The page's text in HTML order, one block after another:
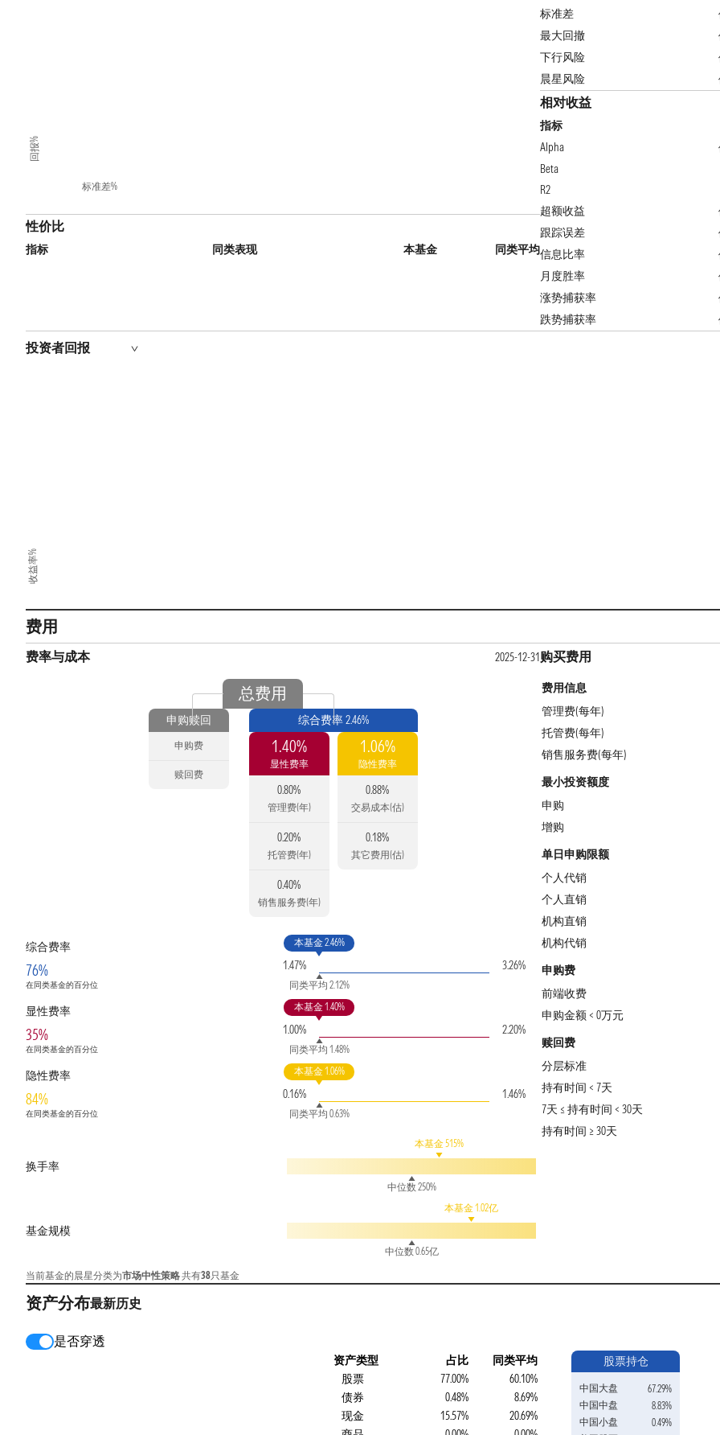
标准差%
回报%
性价比
指标 同类表现 本基金 同类平均
标准差
最大回撤
下行风险
晨星风险
相对收益
指标
Alpha
Beta
R2
超额收益
跟踪误差
信息比率
月度胜率
涨势捕获率
跌势捕获率
投资者回报
收益率%
费用
费率与成本 2025-12-31
总费用
申购赎回
申购费
赎回费
综合费率 2.46%
1.40%
显性费率
0.80%
管理费(年)
0.20%
托管费(年)
0.40%
销售服务费(年)
1.06%
隐性费率
0.88%
交易成本(估)
0.18%
其它费用(估)
综合费率
76%
在同类基金的百分位
1.47%
本基金 2.46%
同类平均 2.12%
3.26%
显性费率
35%
在同类基金的百分位
1.00%
本基金 1.40%
同类平均 1.48%
2.20%
隐性费率
84%
在同类基金的百分位
0.16%
本基金 1.06%
同类平均 0.63%
1.46%
换手率
本基金 515%
中位数 250%
基金规模
本基金 1.02亿
中位数 0.65亿
当前基金的晨星分类为市场中性策略共有38只基金
购买费用
费用信息
管理费(每年)
托管费(每年)
销售服务费(每年)
最小投资额度
申购
增购
单日申购限额
个人代销
个人直销
机构直销
机构代销
申购费
前端收费
申购金额 < 0万元
赎回费
分层标准
持有时间 < 7天
7天 ≤ 持有时间 < 30天
持有时间 ≥ 30天
资产分布最新历史
是否穿透
资产类型 占比
同类平均
股票
77.00%
60.10%
债券
0.48%
8.69%
现金
15.57%
20.69%
股票持仓
中国大盘
67.29%
中国中盘
8.83%
中国小盘
0.49%